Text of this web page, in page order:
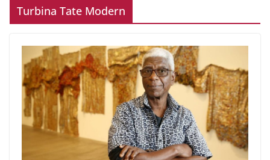
Turbina Tate Modern